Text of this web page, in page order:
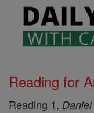
Reading for
Reading 1,